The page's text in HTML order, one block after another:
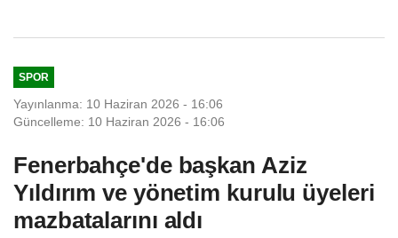
SPOR
Yayınlanma: 10 Haziran 2026 - 16:06
Güncelleme: 10 Haziran 2026 - 16:06
Fenerbahçe'de başkan Aziz
Yıldırım ve yönetim kurulu üyeleri
mazbatalarını aldı